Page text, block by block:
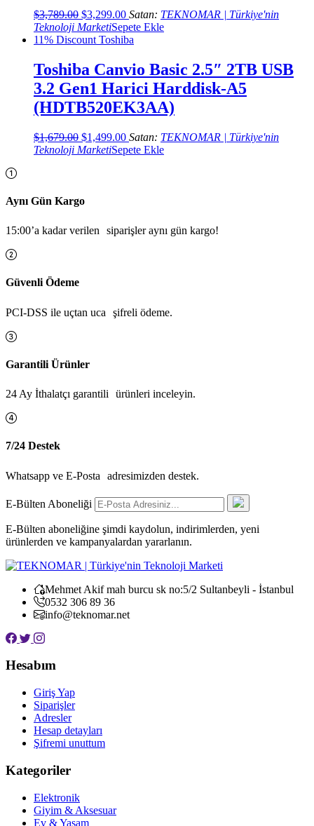
$3,789.00 Orijinal
fiyat:
$3,789.00.
$3,299.00Şu
andaki
fiyat:
Satan: TEKNOMAR | Türkiye'nin
Teknoloji MarketiSepete Ekle
11% Discount Toshiba
Toshiba Canvio Basic 2.5″ 2TB USB
3.2 Gen1 Harici Harddisk-A5
(HDTB520EK3AA)
$1,679.00 Orijinal
fiyat:
$1,499.00Şu
andaki
Satan: TEKNOMAR | Türkiye'nin
Teknoloji MarketiSepete Ekle
Aynı Gün Kargo
15:00’a kadar verilen siparişler aynı gün kargo!
Güvenli Ödeme
PCI-DSS ile uçtan uca şifreli ödeme.
Garantili Ürünler
24 Ay İthalatçı garantili ürünleri inceleyin.
7/24 Destek
Whatsapp ve E-Posta adresimizden destek.
E-Bülten Aboneliği
E-Bülten aboneliğine şimdi kaydolun, indirimlerden, yeni
ürünlerden ve kampanyalardan yararlanın.
Mehmet Akif mah burcu sk no:5/2 Sultanbeyli - İstanbul
0532 306 89 36
info@teknomar.net
Hesabım
Giriş Yap
Siparişler
Adresler
Hesap detayları
Şifremi unuttum
Kategoriler
Elektronik
Giyim & Aksesuar
Ev & Yaşam